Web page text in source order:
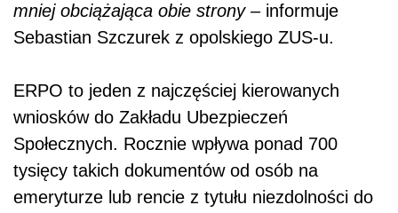
mniej obciążająca obie strony – informuje
Sebastian Szczurek z opolskiego ZUS-u.
ERPO to jeden z najczęściej kierowanych
wniosków do Zakładu Ubezpieczeń
Społecznych. Rocznie wpływa ponad 700
tysięcy takich dokumentów od osób na
emeryturze lub rencie z tytułu niezdolności do